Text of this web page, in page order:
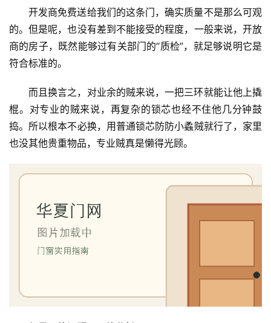
首
页
开发商免费送给我们的这条门，确实质量不是那么可观
的。但是呢，也没有差到不能接受的程度，一般来说，开放
商的房子，既然能够过有关部门的“质检”，就足够说明它是
符合标准的。
而且换言之，对业余的贼来说，一把三环就能让他上撬
棍。对专业的贼来说，再复杂的锁芯也经不住他几分钟鼓
捣。所以根本不必换，用普通锁芯防防小蟊贼就行了，家里
也没其他贵重物品，专业贼真是懒得光顾。